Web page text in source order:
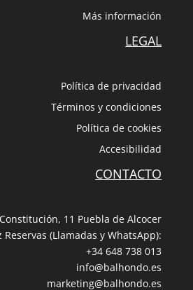
Más información
LEGAL
Política de privacidad
Términos y condiciones
Política de cookies
Accesibilidad
CONTACTO
11 Puebla de Alcocer
Reservas (Llamadas y WhatsApp):
+34 648 738 013
info@balhondo.es
marketing@balhondo.es